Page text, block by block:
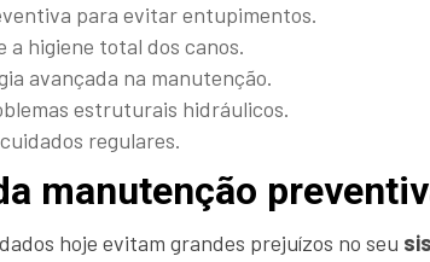
para evitar entupimentos.
a higiene total dos canos.
avançada na manutenção.
estruturais hidráulicos.
regulares.
manutenção
hoje evitam grandes prejuízos no seu